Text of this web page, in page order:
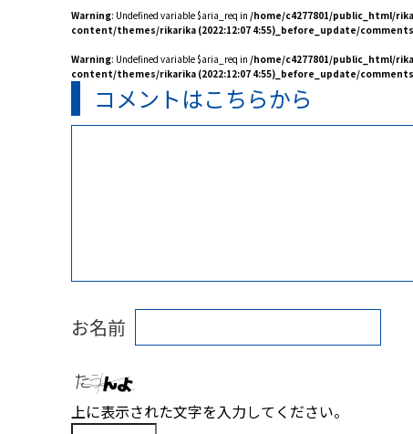
Warning: Undefined variable $aria_req in /home/c4277801/public_html/
content/themes/rikarika (2022:12:07 4:55)_before_update/
Warning: Undefined variable $aria_req in /home/c4277801/public_html/
content/themes/rikarika (2022:12:07 4:55)_before_update/
コメントはこちらから
お名前
上に表示された文字を入力してください。